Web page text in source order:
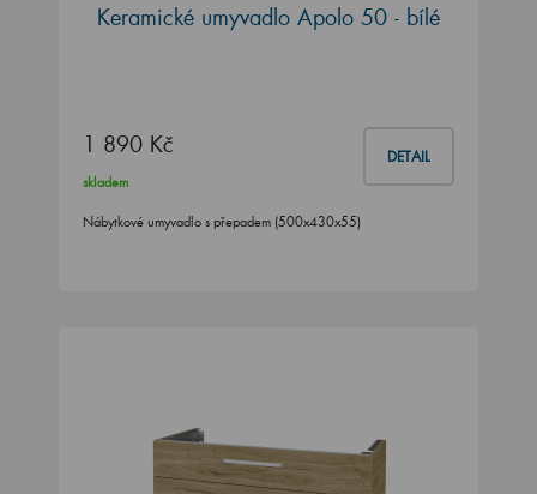
Keramické umyvadlo Apolo 50 - bílé
1 890 Kč DETAIL
skladem
Nábytkové umyvadlo s přepadem (500x430x55)